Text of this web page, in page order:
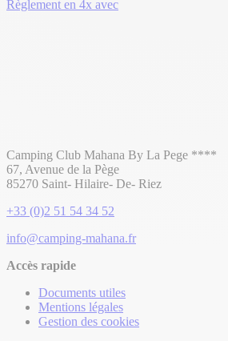
Règlement en 4x avec
Camping Club Mahana By La Pege ****
67, Avenue de la Pège
85270 Saint- Hilaire- De- Riez
+33 (0)2 51 54 34 52
info@camping-mahana.fr
Accès rapide
Documents utiles
Mentions légales
Gestion des cookies